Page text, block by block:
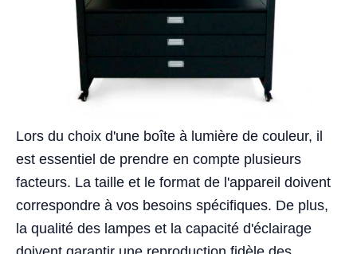
Lors du choix d'une boîte à lumière de couleur, il
est essentiel de prendre en compte plusieurs
facteurs. La taille et le format de l'appareil doivent
correspondre à vos besoins spécifiques. De plus,
la qualité des lampes et la capacité d'éclairage